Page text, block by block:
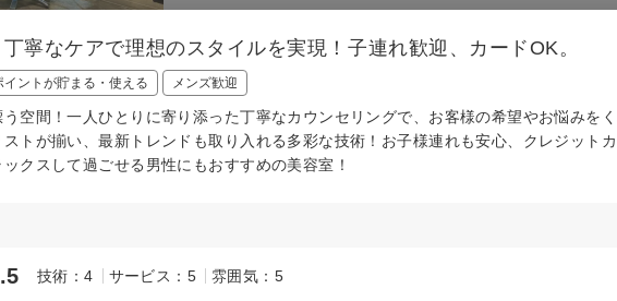
寧なケアで理想のスタイルを実現！子連れ歓迎、カードOK。
イントが貯まる・使える メンズ歓迎
空間！一人ひとりに寄り添った丁寧なカウンセリングで、お客様の希望やお悩みを
トが揃い、最新トレンドも取り入れる多彩な技術！お子様連れも安心、クレジット
クスして過ごせる男性にもおすすめの美容室！
技術：4 サービス：5 雰囲気：5